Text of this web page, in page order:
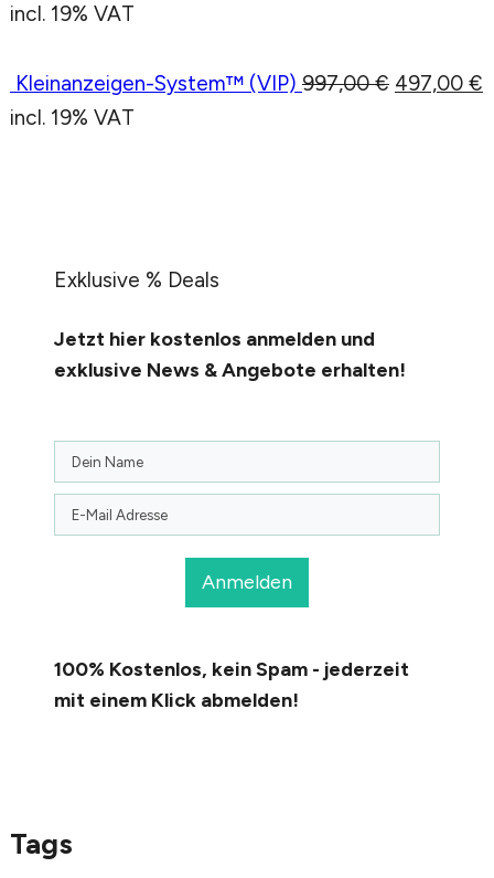
incl. 19% VAT
Kleinanzeigen-System™ (VIP) 997,00€ 497,00 €
incl. 19% VAT
Exklusive % Deals
Jetzt hier kostenlos anmelden und
exklusive News & Angebote erhalten!
Anmelden
100% Kostenlos, kein Spam - jederzeit
mit einem Klick abmelden!
Tags